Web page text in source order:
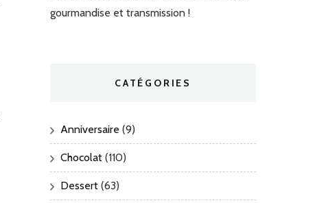
gourmandise et transmission !
CATÉGORIES
Anniversaire (9)
Chocolat (110)
Dessert (63)